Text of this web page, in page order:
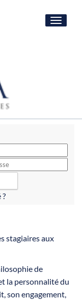
Toggle
stagiaires aux
de
la personnalité du
son engagement,